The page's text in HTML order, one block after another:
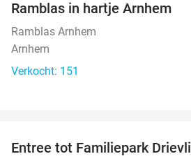
Ramblas in hartje Arnhem
Ramblas Arnhem
Arnhem
Verkocht: 151
Entree tot Familiepark